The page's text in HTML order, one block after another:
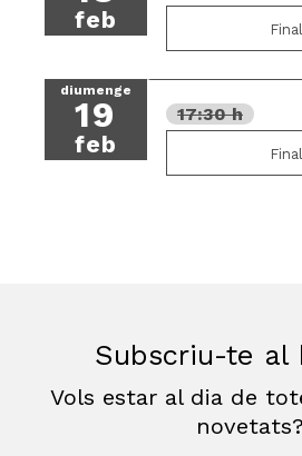
feb
diumenge
19
feb
17:30 h
Subscriu-te al
Vols estar al dia de
novetats?